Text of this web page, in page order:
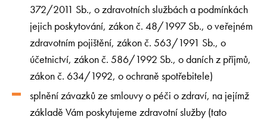
372/2011 Sb., o zdravotních službách a podmínkách
jejich poskytování, zákon č. 48/1997 Sb., o veřejném
zdravotním pojištění, zákon č. 563/1991 Sb., o
účetnictví, zákon č. 586/1992 Sb., o daních z příjmů,
zákon č. 634/1992, o ochraně spotřebitele)
splnění závazků ze smlouvy o péči o zdraví, na jejímž
základě Vám poskytujeme zdravotní služby (tato